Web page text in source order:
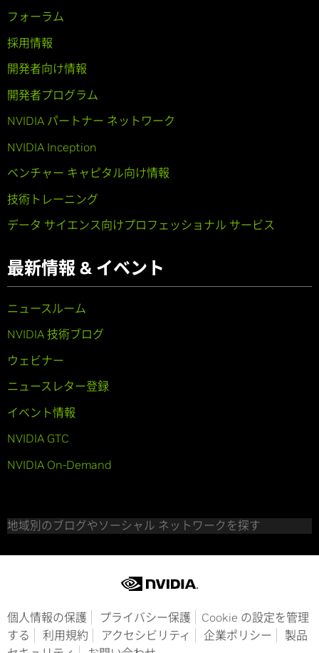
フォーラム
採用情報
開発者向け情報
開発者プログラム
NVIDIA パートナー ネットワーク
NVIDIA Inception
ベンチャー キャピタル向け情報
技術トレーニング
データ サイエンス向けプロフェッショナル サービス
最新情報 & イベント
ニュースルーム
NVIDIA 技術ブログ
ウェビナー
ニュースレター登録
イベント情報
NVIDIA GTC
NVIDIA On-Demand
地域別のブログやソーシャル ネットワークを探す
個人情報の保護 プライバシー保護
Cookie の設定を管理
する
利用規約 アクセシビリティ 企業ポリシー
製品